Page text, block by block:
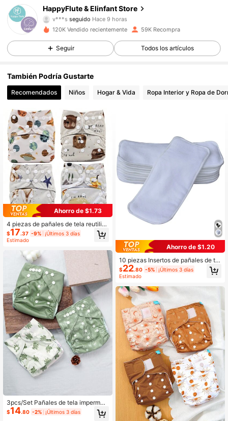
HappyFlute & Elinfant Store
v***s seguido Hace 9 horas
4.93
15K Seguidores
4.93 15K Seguidores
4.93 15K Seguidores
4.93 15K Seguidores
4.93 15K Seguidores
4.93 15K Seguidores
4.93 15K Seguidores
120K Vendido recientemente 59K Recompra
Seguir Todos los artículos
También Podría Gustarte
Recomendados Niños Hogar & Vida Ropa Interior y Ropa de
Ahorro de $1.73
4 piezas de pañales de tela reutiliz
ables para bebé con estampado de
dibujos animados de estilo bohemi
aby shower, decoración del hogar y
regalos
$17.37 -9% ¡Últimos 3 días
Estimado
3pcs/Set Pañales de tela impermea
bles para bebé
$14.80 -2% ¡Últimos 3 días
Ahorro de $1.20
10 piezas Insertos de pañales de tel
a para bebés, regalos de decoració
n para baby shower y familia
$22.80 -5% ¡Últimos 3 días
Estimado